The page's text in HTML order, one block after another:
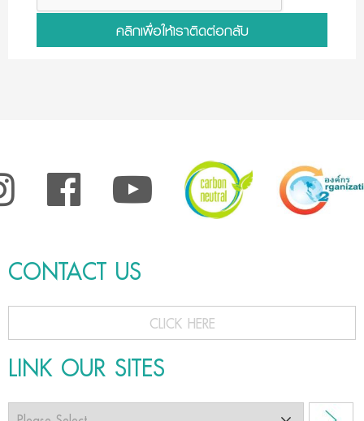
คลิกเพื่อให้เราติดต่อกลับ
CONTACT US
CLICK HERE
LINK OUR SITES